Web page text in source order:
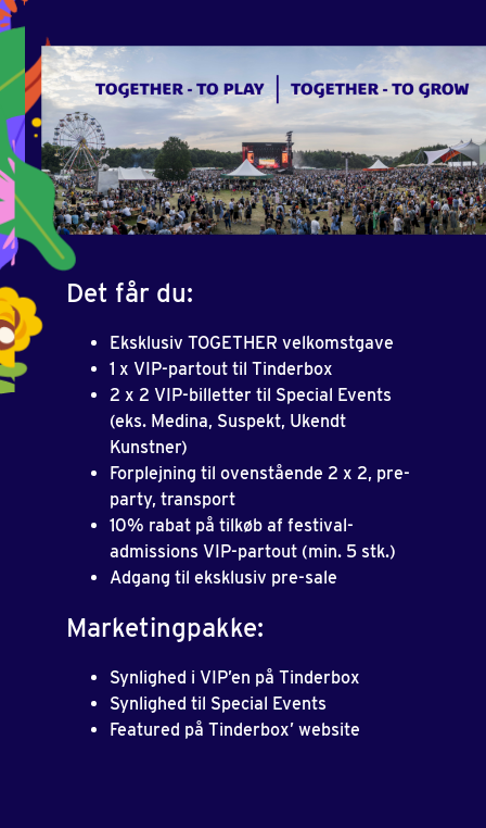
Det får du:
Eksklusiv TOGETHER velkomstgave
1 x VIP-partout til Tinderbox
2 x 2 VIP-billetter til Special Events
(eks. Medina, Suspekt, Ukendt
Kunstner)
Forplejning til ovenstående 2 x 2, pre-
party, transport
10% rabat på tilkøb af festival-
admissions VIP-partout (min. 5 stk.)
Adgang til eksklusiv pre-sale
Marketingpakke:
Synlighed i VIP’en på Tinderbox
Synlighed til Special Events
Featured på Tinderbox’ website